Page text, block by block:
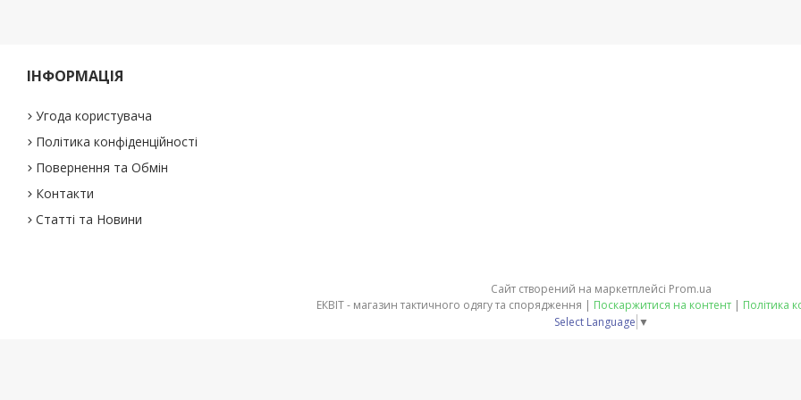
ІНФОРМАЦІЯ
Угода користувача
Політика конфіденційності
Повернення та Обмін
Контакти
Статті та Новини
Сайт створений на маркетплейсі Prom.ua
ЕКВІТ - магазин тактичного одягу та спорядження | Поскаржитися на контент | Політика
Select Language ▼